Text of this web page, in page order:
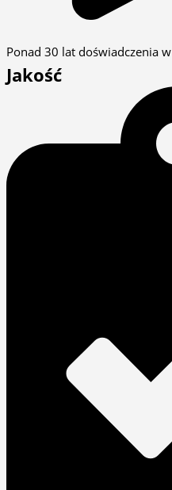
Ponad 30 lat doświadczenia
Jakość